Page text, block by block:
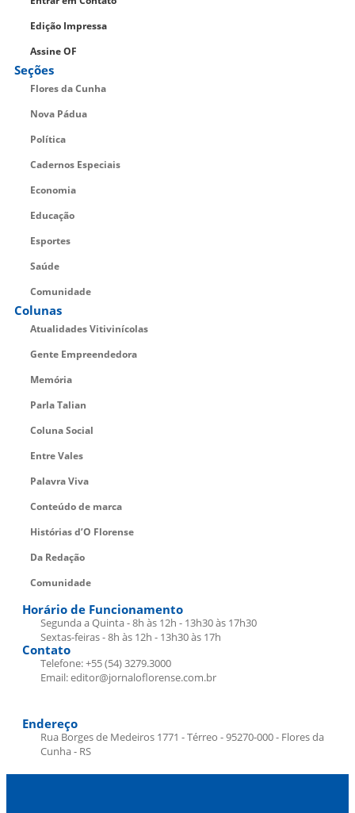
Edição Impressa
Assine OF
Seções
Flores da Cunha
Nova Pádua
Política
Cadernos Especiais
Economia
Educação
Esportes
Saúde
Comunidade
Colunas
Atualidades Vitivinícolas
Gente Empreendedora
Memória
Parla Talian
Coluna Social
Entre Vales
Palavra Viva
Conteúdo de marca
Histórias d’O Florense
Da Redação
Comunidade
Horário de Funcionamento
Segunda a Quinta - 8h às 12h - 13h30 às 17h30
Sextas-feiras - 8h às 12h - 13h30 às 17h
Contato
Telefone: +55 (54) 3279.3000
Email: editor@jornaloflorense.com.br
Endereço
Rua Borges de Medeiros 1771 - Térreo - 95270-000 - Flores da
Cunha - RS